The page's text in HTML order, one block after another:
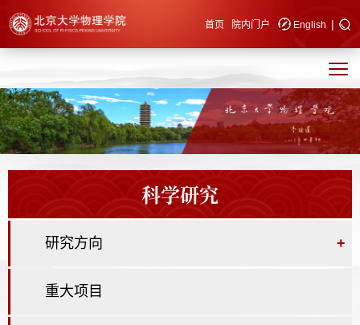
快速导航 首页 院内门户 English |
科学研究
研究方向 +
重大项目